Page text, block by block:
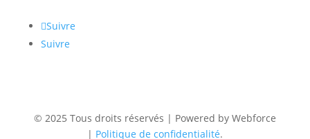
Suivre
Suivre
© 2025 Tous droits réservés | Powered by Webforce
| Politique de confidentialité.